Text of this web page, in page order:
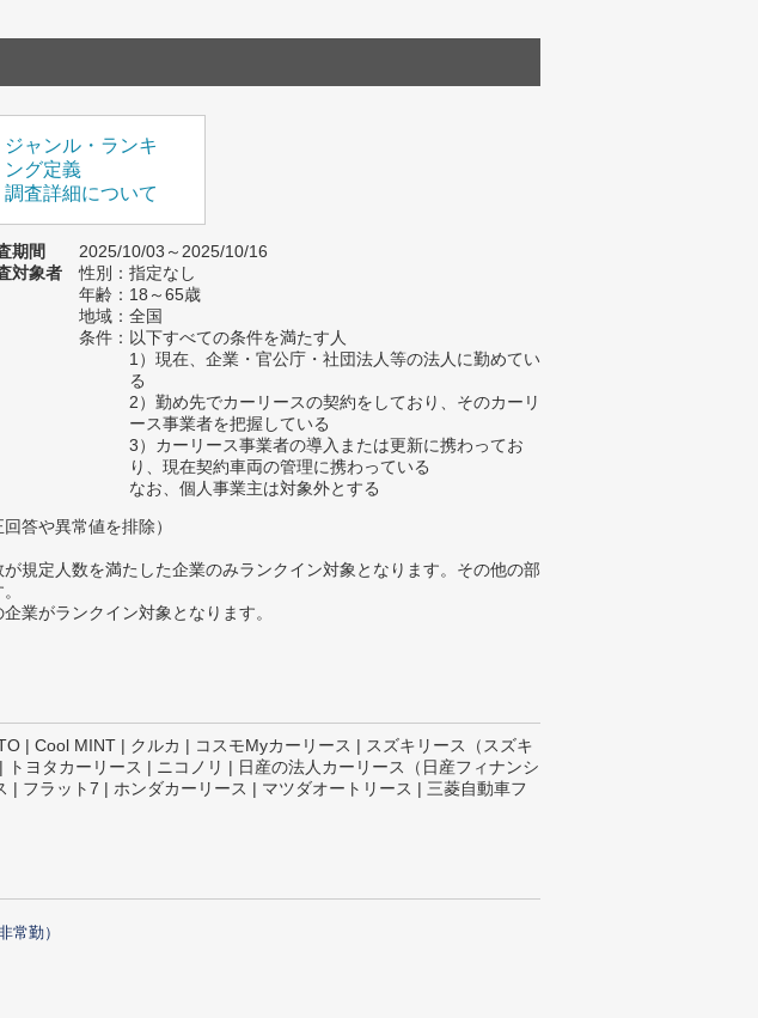
ジャンル・ランキ
ング定義
調査詳細について
期間
2025/10/03～2025/10/16
対象者
性別：指定なし
年齢：18～65歳
地域：全国
条件：以下すべての条件を満たす人
1）現在、企業・官公庁・社団法人等の法人に勤めてい
る
2）勤め先でカーリースの契約をしており、そのカーリ
ース事業者を把握している
3）カーリース事業者の導入または更新に携わってお
り、現在契約車両の管理に携わっている
なお、個人事業主は対象外とする
答や異常値を排除）
規定人数を満たした企業のみランクイン対象となります。その他の部
業がランクイン対象となります。
| Cool MINT | クルカ | コスモMyカーリース | スズキリース（スズキ
ヨタカーリース | ニコノリ | 日産の法人カーリース（日産フィナンシ
フラット7 | ホンダカーリース | マツダオートリース | 三菱自動車フ
常勤）